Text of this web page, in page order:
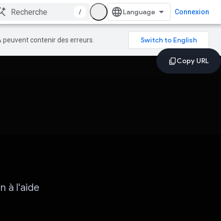
/ Connexion
contenir des erreurs.
à l'aide